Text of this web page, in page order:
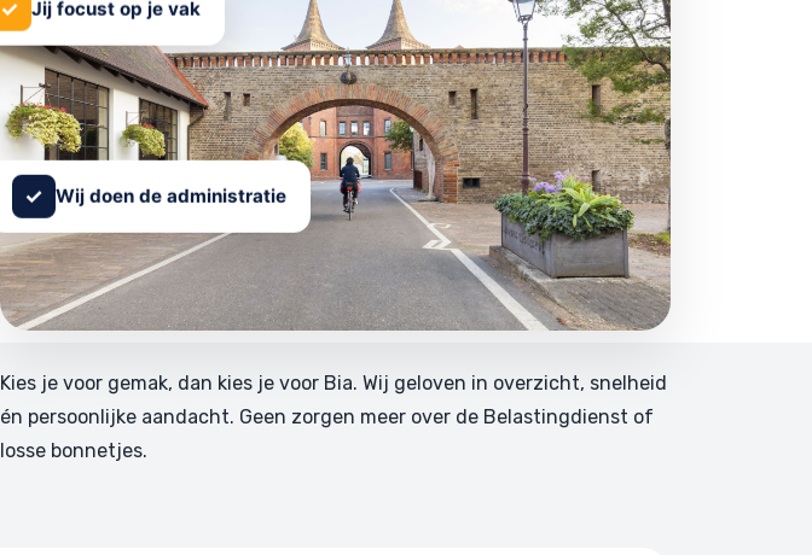
✓ Jij focust op je vak
✓ Wij doen de administratie
Kies je voor gemak, dan kies je voor Bia. Wij geloven in overzicht, snelheid
én persoonlijke aandacht. Geen zorgen meer over de Belastingdienst of
losse bonnetjes.